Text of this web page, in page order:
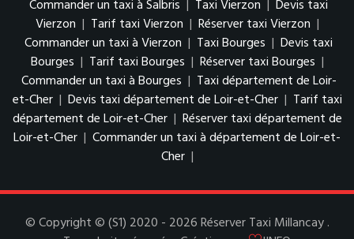
Commander un taxi à Salbris | Taxi Vierzon | Devis taxi
Vierzon | Tarif taxi Vierzon | Réserver taxi Vierzon |
Commander un taxi à Vierzon | Taxi Bourges | Devis taxi
Bourges | Tarif taxi Bourges | Réserver taxi Bourges |
Commander un taxi à Bourges | Taxi département de Loir-
et-Cher | Devis taxi département de Loir-et-Cher | Tarif taxi
département de Loir-et-Cher | Réserver taxi département de
Loir-et-Cher | Commander un taxi à département de Loir-et-
Cher |
© Copyright © (S1) 2020 - 2026 Réserver Taxi Millancay .